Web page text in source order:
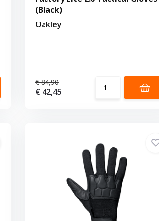
(Black)
Oakley
€ 84,90
€ 42,45